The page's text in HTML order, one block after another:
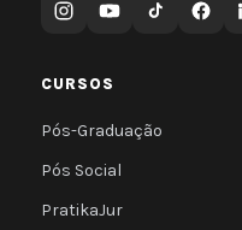
CURSOS
Pós-Graduação
Pós Social
PratikaJur